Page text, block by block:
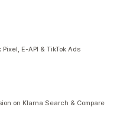
E-API & TikTok Ads
on Klarna Search & Compare